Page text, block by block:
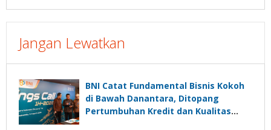
Jangan Lewatkan
BNI Catat Fundamental Bisnis Kokoh
di Bawah Danantara, Ditopang
Pertumbuhan Kredit dan Kualitas